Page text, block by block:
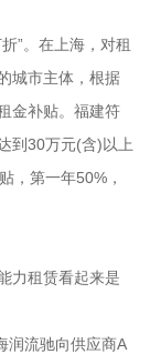
”。在上海，对租
城市主体，根据
金补贴。福建符
到30万元(含)以上
，第一年50%，
力租赁看起来是
润流驰向供应商A